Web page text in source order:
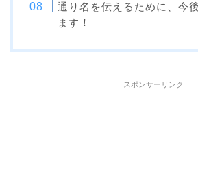
通り名を伝えるために、今
ます！
スポンサーリンク